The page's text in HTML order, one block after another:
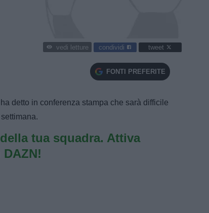
vedi letture condividi tweet
FONTI PREFERITE
detto in conferenza stampa che sarà difficile
tua squadra. Attiva
DAZN!